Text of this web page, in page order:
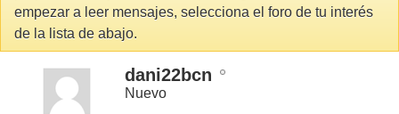
empezar a leer mensajes, selecciona el foro de tu interés
de la lista de abajo.
dani22bcn
Nuevo